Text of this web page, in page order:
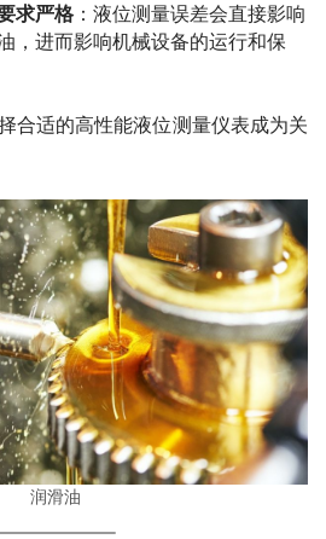
求严格 ：液位测量误差会直接影响
，进而影响机械设备的运行和保
适的高性能液位测量仪表成为关
润滑油